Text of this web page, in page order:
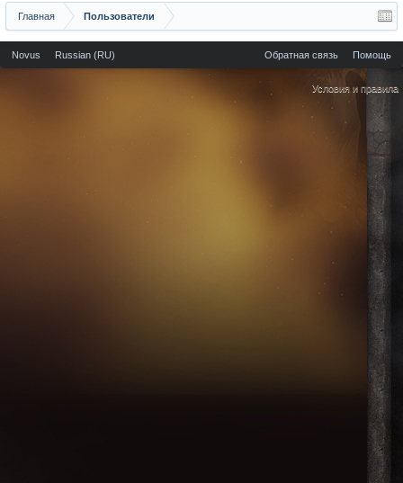
Главная Пользователи
Novus Russian (RU) Обратная связь Помощь
Условия и правила